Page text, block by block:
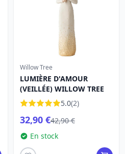
Willow Tree
LUMIÈRE D'AMOUR
(VEILLÉE) WILLOW TREE
5.0(2)
32,90 €42,90 €
En stock